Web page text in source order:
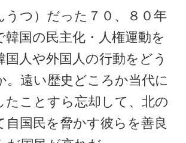
つ）だった７０、８０年
韓国の民主化・人権運動を
国人や外国人の行動をどう
。遠い歴史どころか当代に
たことすら忘却して、北の
自国民を脅かす彼らを善良